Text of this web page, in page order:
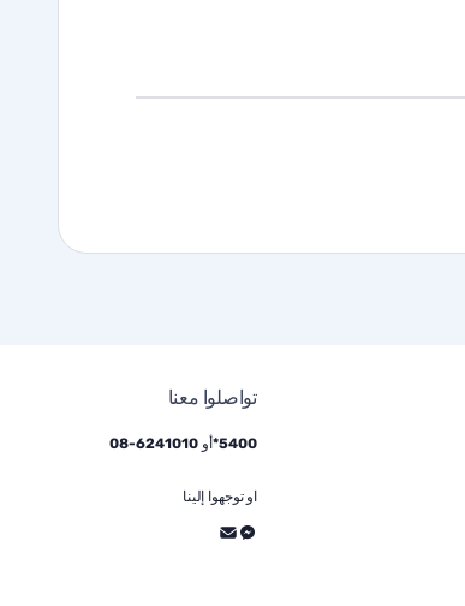
تواصلوا معنا
5400* أو 6241010
-
08
او توجهوا إلينا